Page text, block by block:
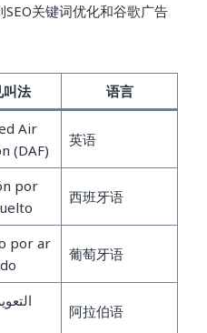
关键词优化和谷歌广告
叫法 语言
Air
(DAF)
英语
por
西班牙语
por ar
葡萄牙语
阿拉伯语